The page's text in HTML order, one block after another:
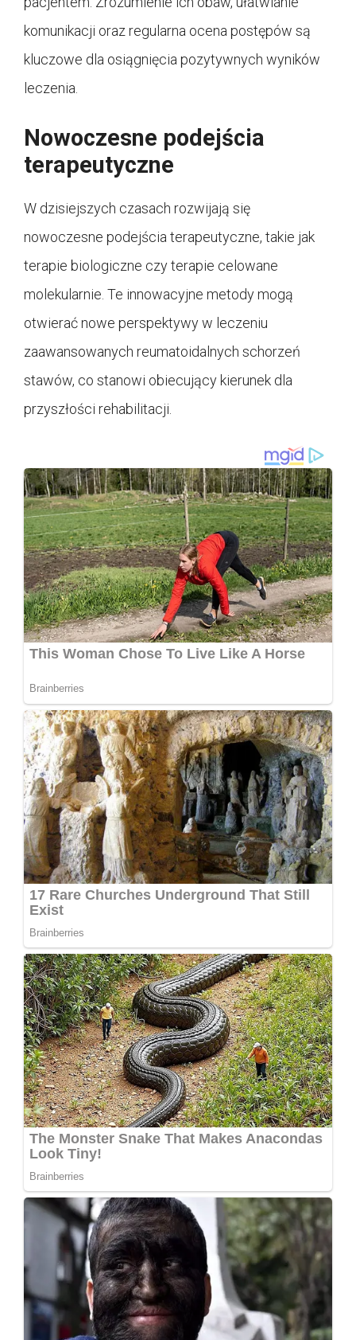
komunikacji oraz regularna ocena postępów są
kluczowe dla osiągnięcia pozytywnych wyników
leczenia.
Nowoczesne podejścia
terapeutyczne
W dzisiejszych czasach rozwijają się
nowoczesne podejścia terapeutyczne, takie jak
terapie biologiczne czy terapie celowane
molekularnie. Te innowacyjne metody mogą
otwierać nowe perspektywy w leczeniu
zaawansowanych reumatoidalnych schorzeń
stawów, co stanowi obiecujący kierunek dla
przyszłości rehabilitacji.